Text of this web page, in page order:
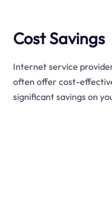
Cost Savings
Internet service
often offer cost-
significant savings on